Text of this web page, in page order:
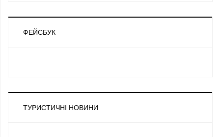
ФЕЙСБУК
ТУРИСТИЧНІ НОВИНИ